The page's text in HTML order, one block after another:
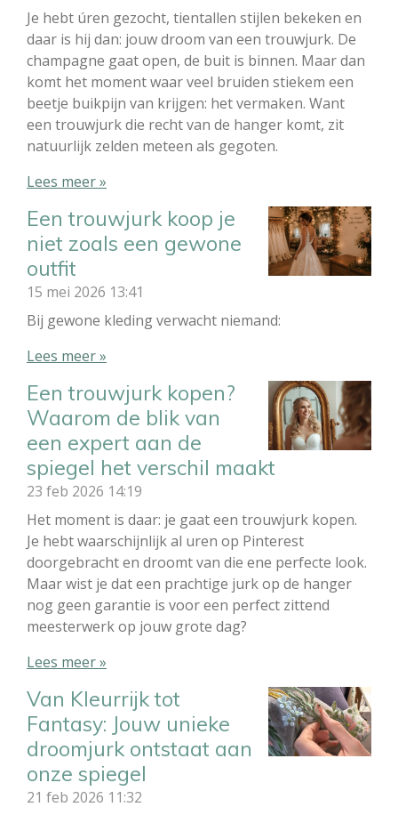
Je hebt úren gezocht, tientallen stijlen bekeken en
daar is hij dan: jouw droom van een trouwjurk. De
champagne gaat open, de buit is binnen. Maar dan
komt het moment waar veel bruiden stiekem een
beetje buikpijn van krijgen: het vermaken. Want
een trouwjurk die recht van de hanger komt, zit
natuurlijk zelden meteen als gegoten.
Lees meer »
Een trouwjurk koop je
niet zoals een gewone
outfit
15 mei 2026 13:41
Bij gewone kleding verwacht niemand:
Lees meer »
Een trouwjurk kopen?
Waarom de blik van
een expert aan de
spiegel het verschil maakt
23 feb 2026 14:19
Het moment is daar: je gaat een trouwjurk kopen.
Je hebt waarschijnlijk al uren op Pinterest
doorgebracht en droomt van die ene perfecte look.
Maar wist je dat een prachtige jurk op de hanger
nog geen garantie is voor een perfect zittend
meesterwerk op jouw grote dag?
Lees meer »
Van Kleurrijk tot
Fantasy: Jouw unieke
droomjurk ontstaat aan
onze spiegel
21 feb 2026 11:32